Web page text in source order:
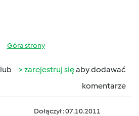
Góra strony
lub zarejestruj sięaby dodawać
komentarze
Dołączył : 07.10.2011